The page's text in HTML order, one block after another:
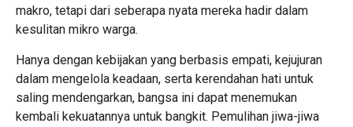
makro, tetapi dari seberapa nyata mereka hadir dalam
kesulitan mikro warga.
Hanya dengan kebijakan yang berbasis empati, kejujuran
dalam mengelola keadaan, serta kerendahan hati untuk
saling mendengarkan, bangsa ini dapat menemukan
kembali kekuatannya untuk bangkit. Pemulihan jiwa-jiwa